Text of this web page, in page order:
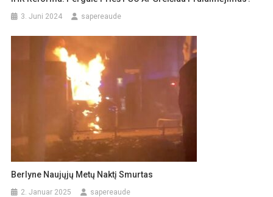
3. Juni 2024 sapereaude
Berlyne Naujųjų Metų Naktį Smurtas
2. Januar 2025 sapereaude